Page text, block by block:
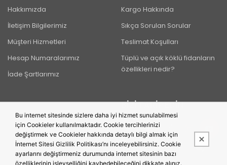
Hakkımızda
İletişim Bilgilerimiz
Müşteri Hizmetleri
Hesap Numaralarımız
İade Şartlarımız
Kargo Hakkında
Sıkça Sorulan Sorular
Teslimat Koşulları
Tüplü ve açık köklü fidanların
özellikleri nedir?
BIZI TAKIP EDIN
Bu internet sitesinde sizlere daha iyi hizmet sunulabilmesi
için Cookieler kullanılmaktadır. Cookie tercihlerinizi
değiştirmek ve Cookieler hakkında detaylı bilgi almak için
İnternet Sitesi Gizlilik Politikası’nı inceleyebilirsiniz. Cookie
ayarlarını değiştirmeniz durumunda internet sitesinin bazı
özelliklerinin işlevselliğini kaybedebileceğini dikkate alınız.